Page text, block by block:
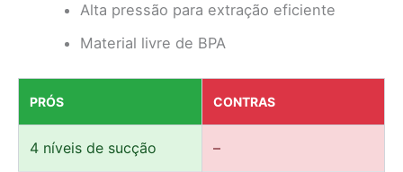
Alta pressão para extração eficiente
Material livre de BPA
PRÓS CONTRAS
4 níveis de sucção –